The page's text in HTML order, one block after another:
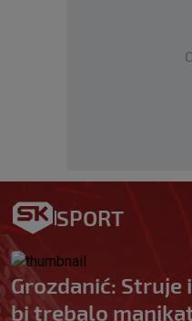
SPORT
Grozdanić: Struje
bi trebalo